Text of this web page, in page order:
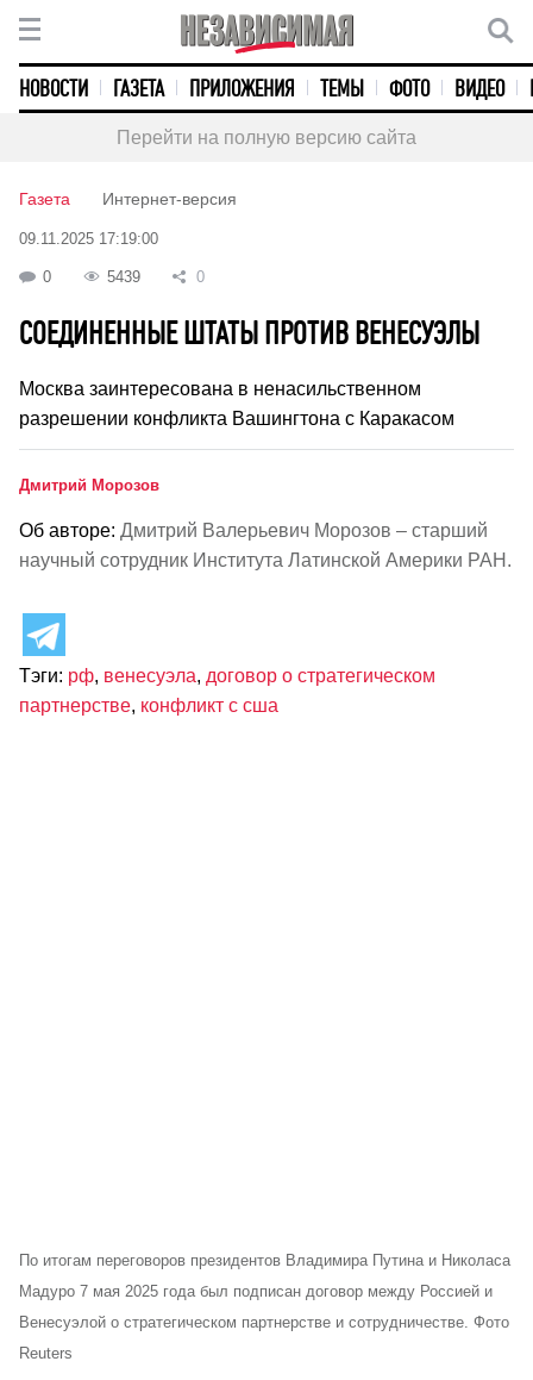
НОВОСТИ ГАЗЕТА ПРИЛОЖЕНИЯ ТЕМЫ ФОТО ВИДЕО
Перейти на полную версию сайта
Газета Интернет-версия
09.11.2025 17:19:00
0 5439 0
СОЕДИНЕННЫЕ ШТАТЫ ПРОТИВ ВЕНЕСУЭЛЫ
Москва заинтересована в ненасильственном
разрешении конфликта Вашингтона с Каракасом
Дмитрий Морозов
Об авторе: Дмитрий Валерьевич Морозов – старший
научный сотрудник Института Латинской Америки РАН.
Тэги: рф, венесуэла, договор о стратегическом
партнерстве, конфликт с сша
По итогам переговоров президентов Владимира Путина и Николаса
Мадуро 7 мая 2025 года был подписан договор между Россией и
Венесуэлой о стратегическом партнерстве и сотрудничестве. Фото
Reuters